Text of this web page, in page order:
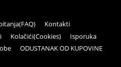
Kontakti
Kolačići(Cookies)
Isporuka
ODUSTANAK OD KUPOVINE